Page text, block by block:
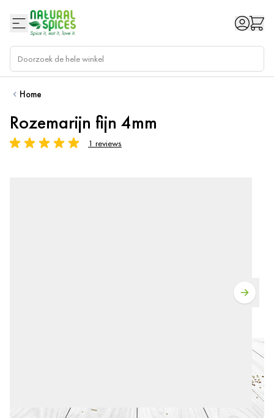
Home
Rozemarijn fijn 4mm
1 reviews